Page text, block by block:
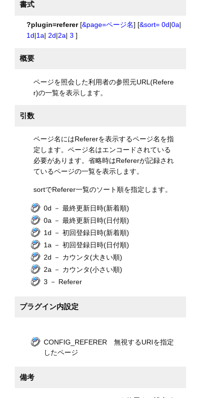
書式
?plugin=referer[&page=ページ名] [&sort= 0d|0a|
1d|1a| 2d|2a| 3 ]
概要
ページを照会した利用者の参照元URL(Refere
r)の一覧を表示します。
引数
ページ名にはRefererを表示するページ名を指
定します。ページ名はエンコードされている
必要があります。省略時はRefererが記録され
ているページの一覧を表示します。
sortでReferer一覧のソート順を指定します。
0d － 最終更新日時(新着順)
0a － 最終更新日時(日付順)
1d － 初回登録日時(新着順)
1a － 初回登録日時(日付順)
2d － カウンタ(大きい順)
2a － カウンタ(小さい順)
3 － Referer
プラグイン内設定
CONFIG_REFERER 無視するURIを指定
したページ
備考